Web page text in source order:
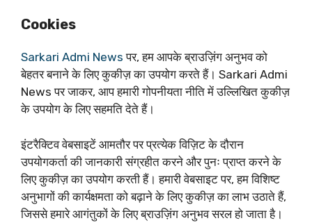
Cookies
Sarkari Admi News पर, हम आपके ब्राउज़िंग अनुभव को
बेहतर बनाने के लिए कुकीज़ का उपयोग करते हैं। Sarkari Admi
News पर जाकर, आप हमारी गोपनीयता नीति में उल्लिखित कुकीज़
के उपयोग के लिए सहमति देते हैं।
इंटरैक्टिव वेबसाइटें आमतौर पर प्रत्येक विज़िट के दौरान
उपयोगकर्ता की जानकारी संग्रहीत करने और पुनः प्राप्त करने के
लिए कुकीज़ का उपयोग करती हैं। हमारी वेबसाइट पर, हम विशिष्ट
अनुभागों की कार्यक्षमता को बढ़ाने के लिए कुकीज़ का लाभ उठाते हैं,
जिससे हमारे आगंतुकों के लिए ब्राउज़िंग अनुभव सरल हो जाता है।